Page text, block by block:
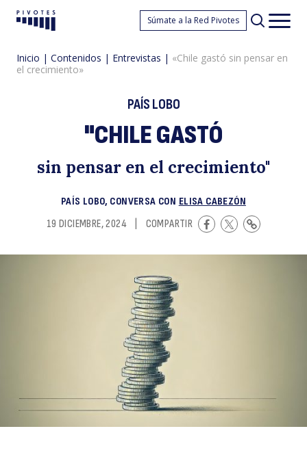
Pivotes Súmate a la Red Pivotes
Inicio | Contenidos | Entrevistas | «Chile gastó sin pensar en
el crecimiento»
PAÍS LOBO
"CHILE GASTÓ
sin pensar en el crecimiento"
PAÍS LOBO, CONVERSA CON ELISA CABEZÓN
19 DICIEMBRE, 2024
COMPARTIR